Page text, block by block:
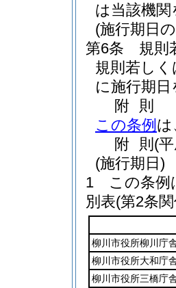
は当該機
(施行期日
第6条
規則
規則若し
に施行期
附 則
この条例 は
附 則 (
(施行期日)
1
この条例
別表(第2条
柳川市役所柳川庁
柳川市役所大和庁
柳川市役所三橋庁